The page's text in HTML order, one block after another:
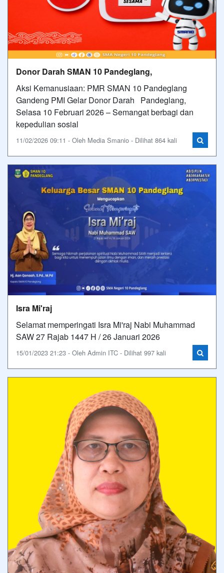
Donor Darah SMAN 10 Pandeglang,
Aksi Kemanusiaan: PMR SMAN 10 Pandeglang
Gandeng PMI Gelar Donor Darah Pandeglang,
Selasa 10 Februari 2026 – Semangat berbagi dan
kepedulian sosial
11/02/2026 09:11 - Oleh Media Smanio - Dilihat 864 kali
Isra Mi'raj
Selamat memperingati Isra Mi'raj Nabi Muhammad
SAW 27 Rajab 1447 H / 26 Januari 2026
15/01/2023 21:23 - Oleh Admin ITC - Dilihat 997 kali